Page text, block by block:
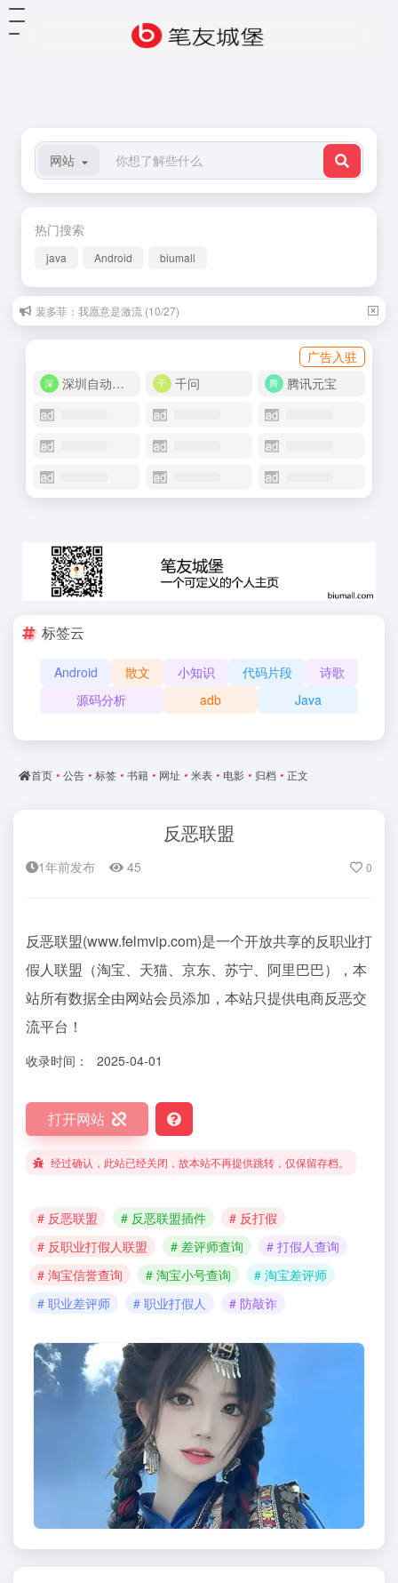
网站
热门搜索
java Android biumall
裴多菲：我愿意是激流 (10/27)
广告入驻
深圳自动化商城
千问 腾讯元宝
标签云
Android 散文 小知识 代码片段
诗歌
源码分析
adb Java
首页 • 公告 • 标签 • 书籍 • 网址 • 米表 • 电影 • 归档 • 正文
反恶联盟
1年前发布 45 0
反恶联盟(www.felmvip.com)是一个开放共享的反职业打
假人联盟（淘宝、天猫、京东、苏宁、阿里巴巴），本
站所有数据全由网站会员添加，本站只提供电商反恶交
流平台！
收录时间： 2025-04-01
打开网站
经过确认，此站已经关闭，故本站不再提供跳转，仅保留存档。
# 反恶联盟 # 反恶联盟插件
# 反打假
# 反职业打假人联盟
# 差评师查询
# 打假人查询
# 淘宝信誉查询
# 淘宝小号查询
# 淘宝差评师
# 职业差评师
# 职业打假人 # 防敲诈